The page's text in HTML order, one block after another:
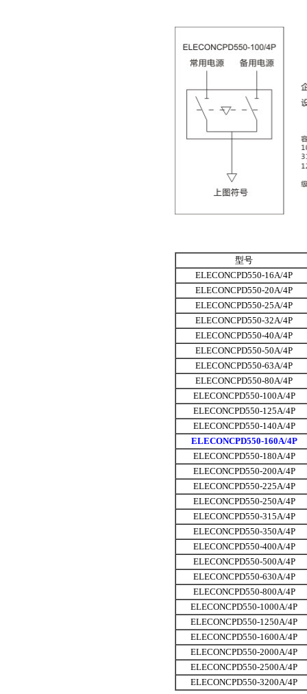
型号
ELECONCPD550-16A/4P
ELECONCPD550-20A/4P
ELECONCPD550-25A/4P
ELECONCPD550-32A/4P
ELECONCPD550-40A/4P
ELECONCPD550-50A/4P
ELECONCPD550-63A/4P
ELECONCPD550-80A/4P
ELECONCPD550-100A/4P
ELECONCPD550-125A/4P
ELECONCPD550-140A/4P
ELECONCPD550-160A/4P
ELECONCPD550-180A/4P
ELECONCPD550-200A/4P
ELECONCPD550-225A/4P
ELECONCPD550-250A/4P
ELECONCPD550-315A/4P
ELECONCPD550-350A/4P
ELECONCPD550-400A/4P
ELECONCPD550-500A/4P
ELECONCPD550-630A/4P
ELECONCPD550-800A/4P
ELECONCPD550-1000A/4P
ELECONCPD550-1250A/4P
ELECONCPD550-1600A/4P
ELECONCPD550-2000A/4P
ELECONCPD550-2500A/4P
ELECONCPD550-3200A/4P